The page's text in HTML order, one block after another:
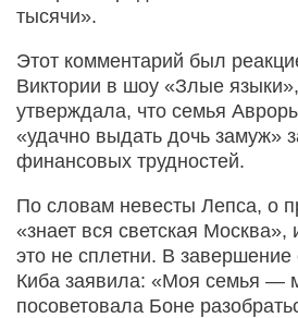
тысячи».
Этот комментарий был
Виктории в шоу «Злые
утверждала, что семья
«удачно выдать дочь замуж»
финансовых трудностей.
По словам невесты Лепса, о
«знает вся светская Москва»,
это не сплетни. В
Киба заявила: «Моя семья —
посоветовала Боне